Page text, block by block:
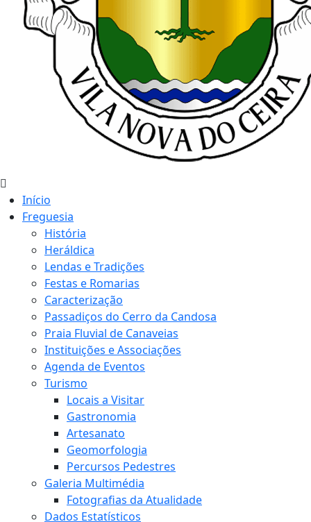
Início
Freguesia
História
Heráldica
Lendas e Tradições
Festas e Romarias
Caracterização
Passadiços do Cerro da Candosa
Praia Fluvial de Canaveias
Instituições e Associações
Agenda de Eventos
Turismo
Locais a Visitar
Gastronomia
Artesanato
Geomorfologia
Percursos Pedestres
Galeria Multimédia
Fotografias da Atualidade
Dados Estatísticos